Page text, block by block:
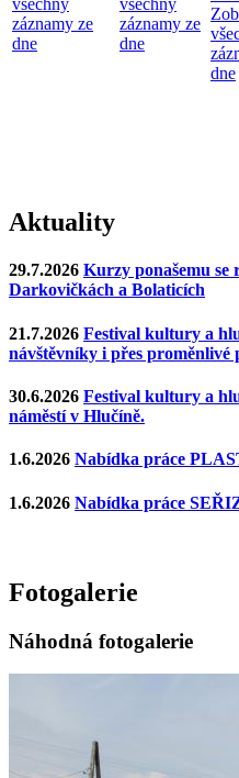
všechny
záznamy ze
dne
všechny
záznamy ze
dne
dne
Aktuality
29.7.2026 Kurzy ponašemu se
Darkovičkách a Bolaticích
21.7.2026 Festival kultury a
návštěvníky i přes proměnlivé
30.6.2026 Festival kultury a
náměstí v Hlučíně.
1.6.2026 Nabídka práce
1.6.2026 Nabídka práce
Fotogalerie
Náhodná fotogalerie